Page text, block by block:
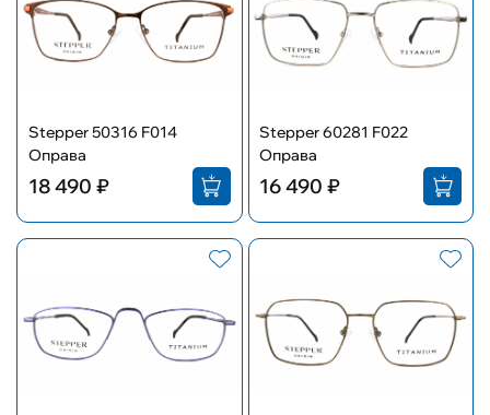
Stepper 50316 F014
Оправа
18 490 ₽
Stepper 60281 F022
Оправа
16 490 ₽